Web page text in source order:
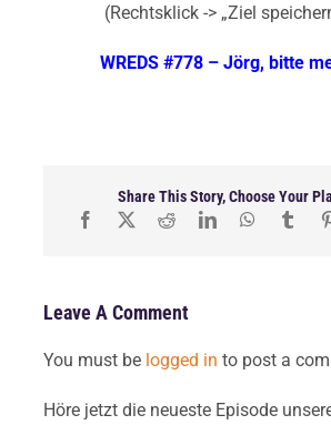
(Rechtsklick -> „Ziel
WREDS #778 – Jörg, bitte
Share This Story, Choose Your
Leave A Comment
You must be logged in to post a
Höre jetzt die neueste Episode